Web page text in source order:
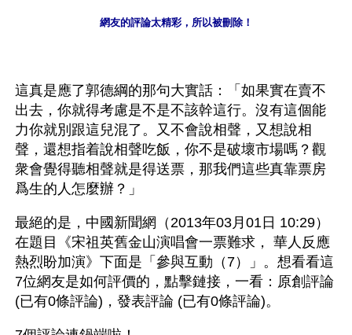
網友的評論太精彩，所以被刪除！
這真是應了郭德綱的那句大實話：「如果實在賣不
出去，你就得考慮是不是不該幹這行。沒有這個能
力你就別跟這兒混了。又不會說相聲，又想說相
聲，還想指着說相聲吃飯，你不是破壞市場嗎？觀
衆會覺得聽相聲就是得送票，那我們這些真靠票房
爲生的人怎麼辦？」
最絕的是，中國新聞網（2013年03月01日 10:29）
在題目《宋祖英舊金山演唱會一票難求， 華人反應
熱烈盼加演》下面是「參與互動（7）」。想看看這
7位網友是如何評價的，點擊鏈接，一看：原創評論
(已有0條評論)，發表評論 (已有0條評論)。